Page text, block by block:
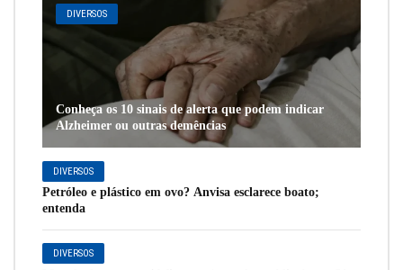
DIVERSOS
Conheça os 10 sinais de alerta que podem indicar
Alzheimer ou outras demências
DIVERSOS
Petróleo e plástico em ovo? Anvisa esclarece boato;
entenda
DIVERSOS